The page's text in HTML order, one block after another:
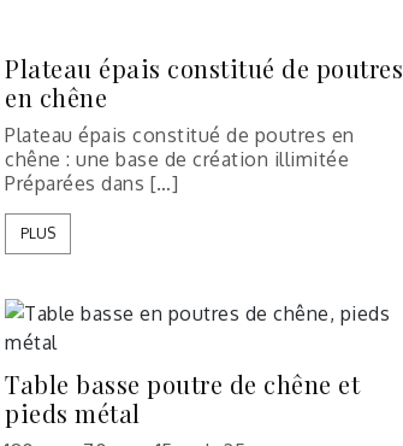
Plateau épais constitué de poutres
en chêne
Plateau épais constitué de poutres en
chêne : une base de création illimitée
Préparées dans […]
PLUS
Table basse poutre de chêne et
pieds métal